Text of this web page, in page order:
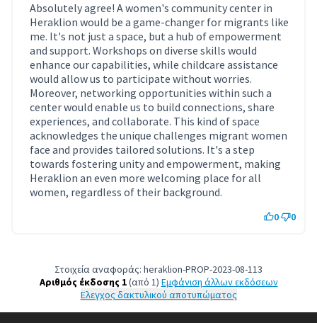
Absolutely agree! A women's community center in
Heraklion would be a game-changer for migrants like
me. It's not just a space, but a hub of empowerment
and support. Workshops on diverse skills would
enhance our capabilities, while childcare assistance
would allow us to participate without worries.
Moreover, networking opportunities within such a
center would enable us to build connections, share
experiences, and collaborate. This kind of space
acknowledges the unique challenges migrant women
face and provides tailored solutions. It's a step
towards fostering unity and empowerment, making
Heraklion an even more welcoming place for all
women, regardless of their background.
0 0
Στοιχεία αναφοράς: heraklion-PROP-2023-08-113
Αριθμός έκδοσης 1(από 1) εμφάνιση άλλων εκδόσεων
Έλεγχος δακτυλικού αποτυπώματος